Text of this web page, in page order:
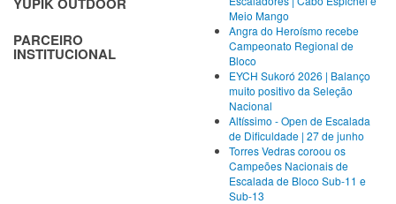
PARCEIRO
INSTITUCIONAL
Meio Mango
Angra do Heroísmo recebe
Campeonato Regional de
Bloco
EYCH Sukoró 2026 | Balanço
muito positivo da Seleção
Nacional
Altíssimo - Open de Escalada
de Dificuldade | 27 de junho
Torres Vedras coroou os
Campeões Nacionais de
Escalada de Bloco Sub-11 e
Sub-13